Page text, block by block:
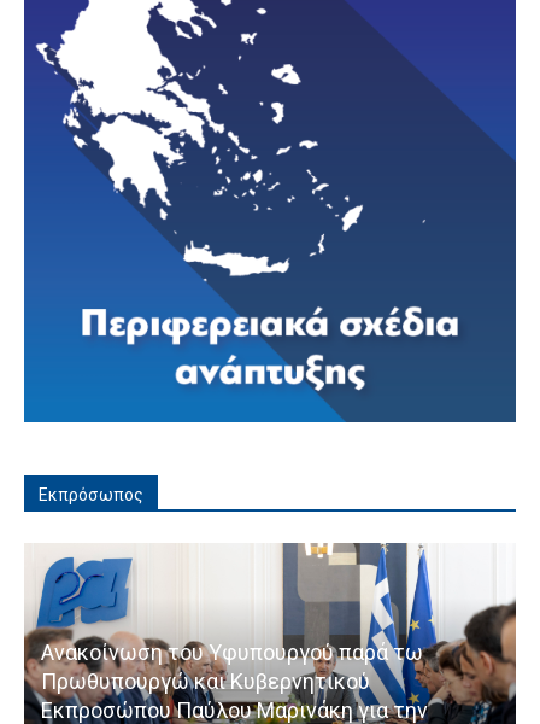
Εκπρόσωπος
Ανακοίνωση του Υφυπουργού παρά τω
Πρωθυπουργώ και Κυβερνητικού
Εκπροσώπου Παύλου Μαρινάκη για την